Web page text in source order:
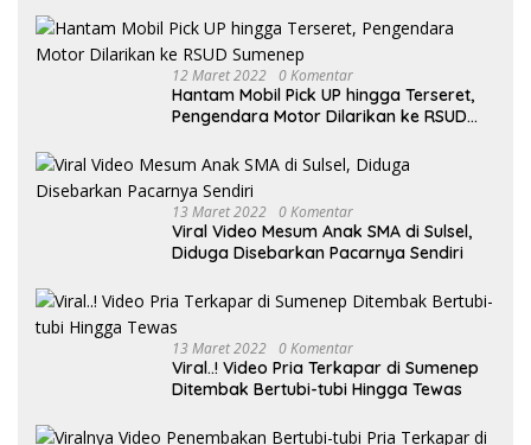
12 Maret 2022 0 Komentar
Hantam Mobil Pick UP hingga Terseret,
Pengendara Motor Dilarikan ke RSUD
13 Maret 2022 0 Komentar
Viral Video Mesum Anak SMA di Sulsel,
Diduga Disebarkan Pacarnya Sendiri
13 Maret 2022 0 Komentar
Viral..! Video Pria Terkapar di Sumenep
Ditembak Bertubi-tubi Hingga Tewas